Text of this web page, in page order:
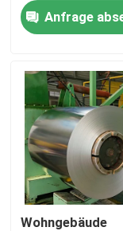
Edelstahl-Spule
dekoratives
Edelstahl
Anfrage
Wohngebäude